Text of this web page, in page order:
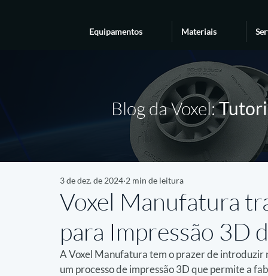
Equipamentos Materiais
Blog da Voxel:
Voxel Manufatura
para Impressão 3D
3 de dez. de 2024 2 min de leitura
A Voxel Manufatura tem o prazer de
um processo de impressão 3D que permite a